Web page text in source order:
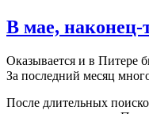
В мае, наконец-
Оказывается и в Питере
За последний месяц
После длительных